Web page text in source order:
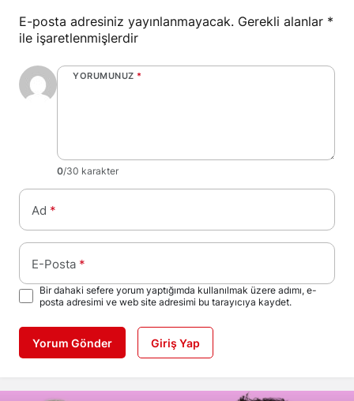
E-posta adresiniz yayınlanmayacak. Gerekli alanlar *
ile işaretlenmişlerdir
YORUMUNUZ *
0/30 karakter
Ad *
E-Posta *
Bir dahaki sefere yorum yaptığımda kullanılmak üzere adımı, e-
posta adresimi ve web site adresimi bu tarayıcıya kaydet.
Yorum Gönder Giriş Yap